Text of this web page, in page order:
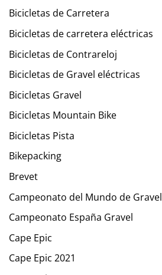
Bicicletas de Carretera
Bicicletas de carretera eléctricas
Bicicletas de Contrareloj
Bicicletas de Gravel eléctricas
Bicicletas Gravel
Bicicletas Mountain Bike
Bicicletas Pista
Bikepacking
Brevet
Campeonato del Mundo de Gravel
Campeonato España Gravel
Cape Epic
Cape Epic 2021